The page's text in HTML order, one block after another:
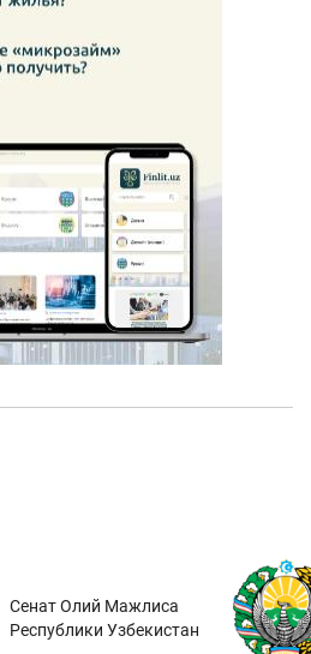
Сенат Олий Мажлиса
Республики Узбекистан